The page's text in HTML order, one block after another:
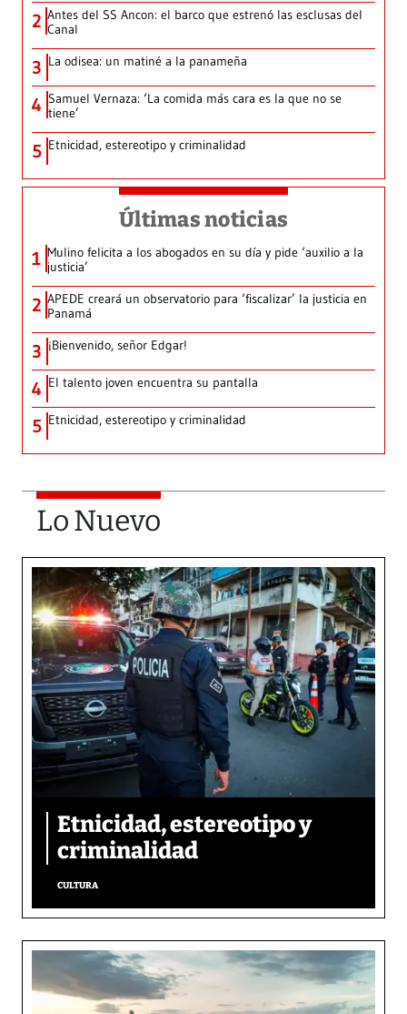
2 Antes del SS Ancon: el barco que estrenó las esclusas del
Canal
3 La odisea: un matiné a la panameña
4 Samuel Vernaza: ‘La comida más cara es la que no se
tiene’
5 Etnicidad, estereotipo y criminalidad
Últimas noticias
1 Mulino felicita a los abogados en su día y pide ‘auxilio a la
justicia’
2 APEDE creará un observatorio para ‘fiscalizar’ la justicia en
Panamá
3 ¡Bienvenido, señor Edgar!
4 El talento joven encuentra su pantalla​
5 Etnicidad, estereotipo y criminalidad
Lo Nuevo
Etnicidad, estereotipo y
criminalidad
CULTURA